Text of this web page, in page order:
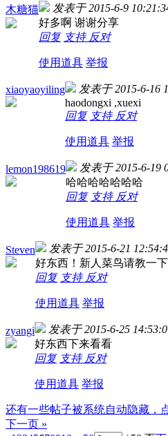
木糖猫 发表于 2015-6-9
好多啊 谢谢分享
回复 支持 反对
使用道具 举报
xiaoyaoyiling 发表于 2015-6-16
haodongxi ,xuexi
回复 支持 反对
使用道具 举报
lemon198619 发表于 2015-6-19
哈哈哈哈哈哈哈
回复 支持 反对
使用道具 举报
Steven 发表于 2015-6-21
好东西！新人菜鸟请教一
回复 支持 反对
使用道具 举报
zyangi 发表于 2015-6-25
好东西下来看看
回复 支持 反对
使用道具 举报
还有一些帖子被系统自动隐藏，
下一页 »